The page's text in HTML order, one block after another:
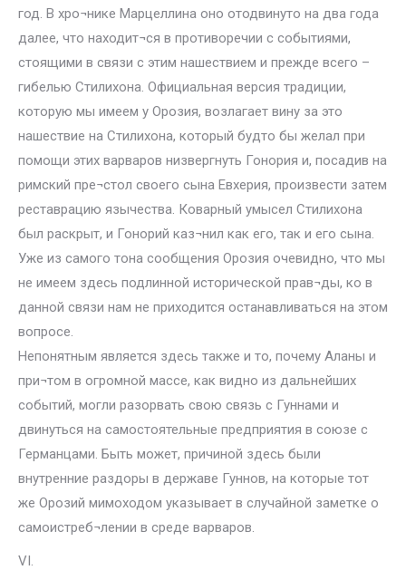
год. В хро¬нике Марцеллина оно отодвинуто на два года
далее, что находит¬ся в противоречии с событиями,
стоящими в связи с этим нашествием и прежде всего –
гибелью Стилихона. Официальная версия традиции,
которую мы имеем у Орозия, возлагает вину за это
нашествие на Стилихона, который будто бы желал при
помощи этих варваров низвергнуть Гонория и, посадив на
римский пре¬стол своего сына Евхерия, произвести затем
реставрацию язычества. Коварный умысел Стилихона
был раскрыт, и Гонорий каз¬нил как его, так и его сына.
Уже из самого тона сообщения Орозия очевидно, что мы
не имеем здесь подлинной исторической прав¬ды, ко в
данной связи нам не приходится останавливаться на этом
вопросе.
Непонятным является здесь также и то, почему Аланы и
при¬том в огромной массе, как видно из дальнейших
событий, могли разорвать свою связь с Гуннами и
двинуться на самостоятельные предприятия в союзе с
Германцами. Быть может, причиной здесь были
внутренние раздоры в державе Гуннов, на которые тот
же Орозий мимоходом указывает в случайной заметке о
самоистреб¬лении в среде варваров.
VI.